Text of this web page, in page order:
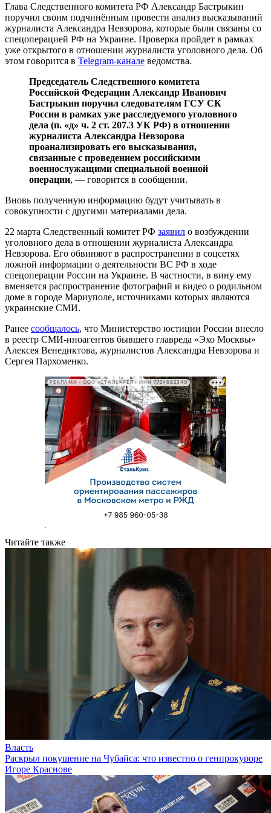
Глава Следственного комитета РФ Александр Бастрыкин
поручил своим подчинённым провести анализ высказываний
журналиста Александра Невзорова, которые были связаны со
спецоперацией РФ на Украине. Проверка пройдет в рамках
уже открытого в отношении журналиста уголовного дела. Об
этом говорится в Telegram-канале ведомства.
Председатель Следственного комитета
Российской Федерации Александр Иванович
Бастрыкин поручил следователям ГСУ СК
России в рамках уже расследуемого уголовного
дела (п. «д» ч. 2 ст. 207.3 УК РФ) в отношении
журналиста Александра Невзорова
проанализировать его высказывания,
связанные с проведением российскими
военнослужащими специальной военной
операции, — говорится в сообщении.
Вновь полученную информацию будут учитывать в
совокупности с другими материалами дела.
22 марта Следственный комитет РФ заявил о возбуждении
уголовного дела в отношении журналиста Александра
Невзорова. Его обвиняют в распространении в соцсетях
ложной информации о деятельности ВС РФ в ходе
спецоперации России на Украине. В частности, в вину ему
вменяется распространение фотографий и видео о родильном
доме в городе Мариуполе, источниками которых являются
украинские СМИ.
Ранее сообщалось, что Министерство юстиции России внесло
в реестр СМИ-иноагентов бывшего главреда «Эхо Москвы»
Алексея Венедиктова, журналистов Александра Невзорова и
Сергея Пархоменко.
РЕКЛАМА • ООО «СТАЛЬКРЕП» ИНН 7724892340
Читайте также
Власть
Раскрыл покушение на Чубайса: что известно о генпрокуроре
Игоре Краснове